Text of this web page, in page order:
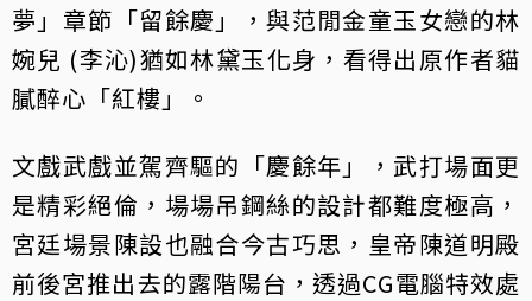
夢」章節「留餘慶」，與范閒金童玉女戀的林
婉兒 (李沁)猶如林黛玉化身，看得出原作者貓
膩醉心「紅樓」。
文戲武戲並駕齊驅的「慶餘年」，武打場面更
是精彩絕倫，場場吊鋼絲的設計都難度極高，
宮廷場景陳設也融合今古巧思，皇帝陳道明殿
前後宮推出去的露階陽台，透過CG電腦特效處